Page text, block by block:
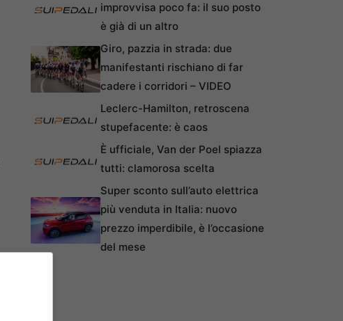
improvvisa poco fa: il suo posto
è già di un altro
Giro, pazzia in strada: due
manifestanti rischiano di far
cadere i corridori – VIDEO
Leclerc-Hamilton, retroscena
stupefacente: è caos
È ufficiale, Van der Poel spiazza
tutti: clamorosa scelta
Super sconto sull’auto elettrica
più venduta in Italia: nuovo
prezzo imperdibile, è l’occasione
del mese